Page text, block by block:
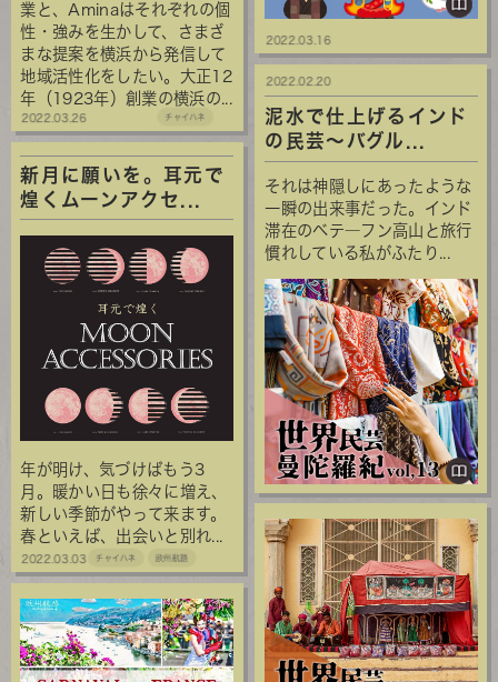
業と、Aminaはそれぞれの個
性・強みを生かして、さまざ
まな提案を横浜から発信して
地域活性化をしたい。大正12
年（1923年）創業の横浜の...
2022.03.26 チャイハネ
2022.03.16
新月に願いを。耳元で
煌くムーンアクセ...
年が明け、気づけばもう3
月。暖かい日も徐々に増え、
新しい季節がやって来ます。
春といえば、出会いと別れ...
2022.03.03 チャイハネ 欧州航路
泥水で仕上げるインド
の民芸～バグル...
それは神隠しにあったような
一瞬の出来事だった。インド
滞在のベテ―フン高山と旅行
慣れしている私がふたり...
2022.02.20